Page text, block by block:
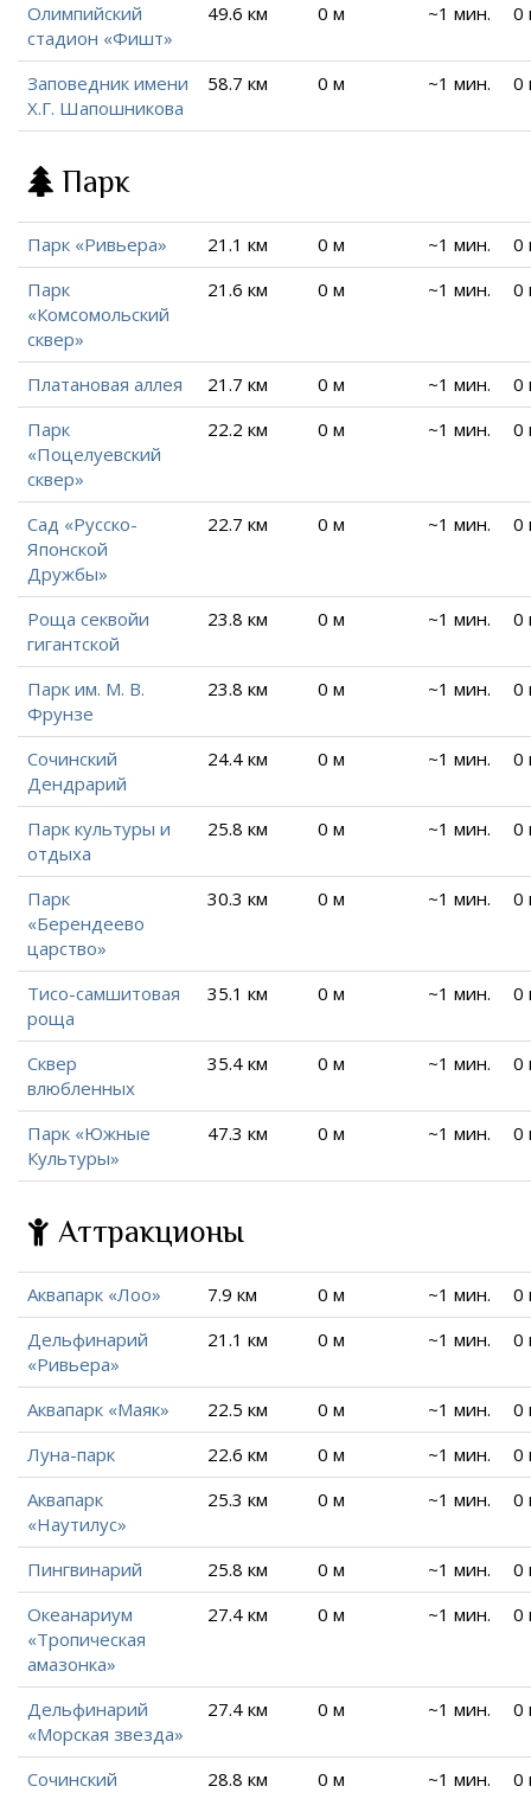
Олимпийский
стадион «Фишт»
49.6 км 0 м ~1 мин. 0
Заповедник имени
Х.Г. Шапошникова
58.7 км 0 м ~1 мин. 0
Парк
Парк «Ривьера» 21.1 км 0 м ~1 мин.
0
Парк
«Комсомольский
сквер»
21.6 км 0 м ~1 мин. 0
Платановая аллея 21.7 км 0 м ~1 мин.
0
Парк
«Поцелуевский
сквер»
22.2 км 0 м ~1 мин. 0
Сад «Русско-
Японской
Дружбы»
22.7 км 0 м ~1 мин. 0
Роща секвойи
гигантской
23.8 км 0 м ~1 мин. 0
Парк им. М. В.
Фрунзе
23.8 км 0 м ~1 мин. 0
Сочинский
Дендрарий
24.4 км 0 м ~1 мин. 0
Парк культуры и
отдыха
25.8 км 0 м ~1 мин. 0
Парк
«Берендеево
царство»
30.3 км 0 м ~1 мин. 0
Тисо-самшитовая
роща
35.1 км 0 м ~1 мин. 0
Сквер
влюбленных
35.4 км 0 м ~1 мин. 0
Парк «Южные
Культуры»
47.3 км 0 м ~1 мин. 0
Аттракционы
Аквапарк «Лоо» 7.9 км 0 м ~1 мин.
0
Дельфинарий
«Ривьера»
21.1 км 0 м ~1 мин. 0
Аквапарк «Маяк» 22.5 км 0 м ~1 мин.
0
Луна-парк
22.6 км 0 м ~1 мин.
0
Аквапарк
«Наутилус»
25.3 км 0 м ~1 мин. 0
Пингвинарий 25.8 км 0 м ~1 мин.
0
Океанариум
«Тропическая
амазонка»
27.4 км 0 м ~1 мин. 0
Дельфинарий
«Морская звезда»
27.4 км 0 м ~1 мин. 0
Сочинский
28.8 км 0 м ~1 мин. 0